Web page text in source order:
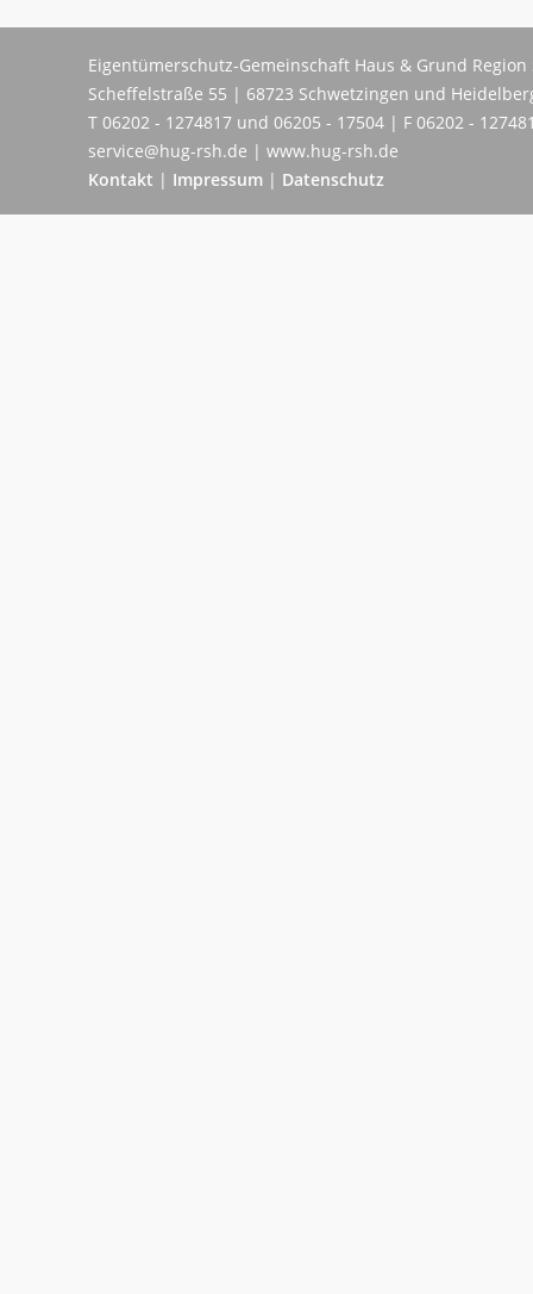
Eigentümerschutz-Gemeinschaft Haus & Grund
Scheffelstraße 55 | 68723 Schwetzingen und
T 06202 - 1274817 und 06205 - 17504 | F 06202 -
service@hug-rsh.de | www.hug-rsh.de
Kontakt | Impressum | Datenschutz